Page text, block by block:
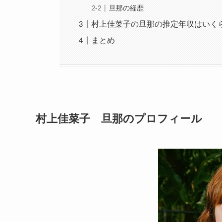
旦那の経歴
村上佳菜子の旦那の推定年収はいく
まとめ
村上佳菜子 旦那のプロフィール